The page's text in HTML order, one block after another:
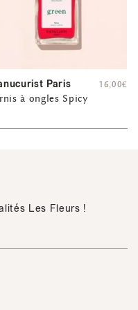
Paris
à ongles Spicy
16,00€
Les Fleurs !